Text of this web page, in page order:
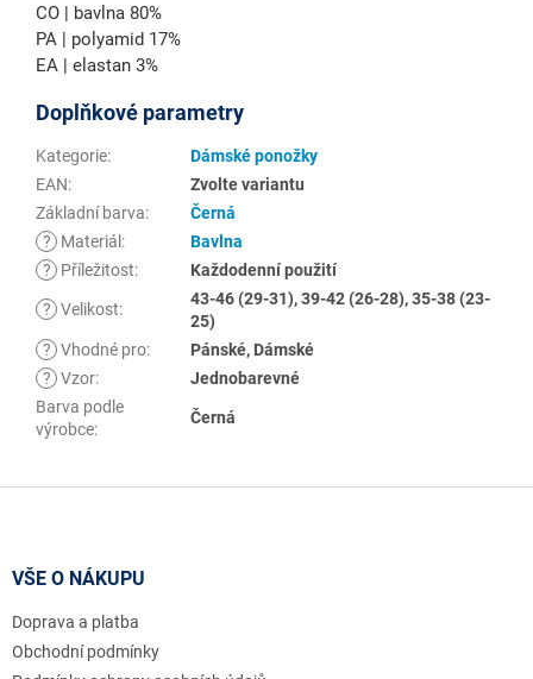
CO | bavlna 80%
PA | polyamid 17%
EA | elastan 3%
Doplňkové parametry
Kategorie:
Dámské ponožky
EAN:
Zvolte variantu
Základní barva:
Černá
?
Materiál :
Bavlna
?
Příležitost: Každodenní použití
? Velikost:
43-46 (29-31), 39-42 (26-28), 35-38 (23-
25)
? Vhodné pro:
Pánské, Dámské
? Vzor:
Jednobarevné
Barva podle
výrobce:
Černá
VŠE O NÁKUPU
Doprava a platba
Obchodní podmínky